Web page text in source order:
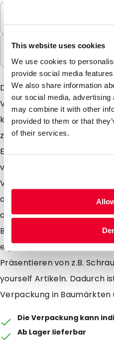
This website uses cookies
We use cookies to
provide social media
We also share information
our social media,
may combine it with other
provided to them or that
of their services.
100 Einheiten
In Paketen verkauft
100 Einheiten
Der Euroblister ist eine
Verpackung die für viele
kann. Sehr praktisch in der
zu öffnen und wieder zu
Euroblister ist Standard mit
versehen, daher kann er
Verpackung ist in einer
ab Lager erhältlich. Der
anderem genutzt um
Batterien und
eignet sich der Euroblister
Präsentieren von z.B.
yourself Artikeln. Dadurch
Verpackung in
Die Verpackung kann
Ab Lager lieferbar